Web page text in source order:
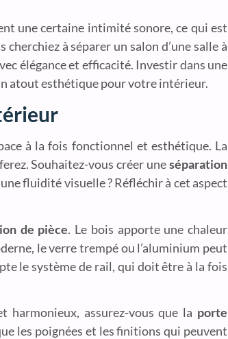
une certaine intimité sonore, ce qui est
à séparer un salon d’une salle à
élégance et efficacité. Investir dans une
atout esthétique pour votre intérieur.
à la fois fonctionnel et esthétique. La
Souhaitez-vous créer uneséparation
fluidité visuelle ? Réfléchir à cet aspect
de pièce. Le bois apporte une chaleur
le verre trempé ou l’aluminium peut
le système de rail, qui doit être à la fois
harmonieux, assurez-vous que la porte
les poignées et les finitions qui peuvent